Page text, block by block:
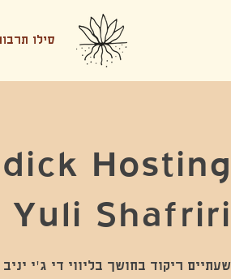
סילו
Hosting
Yuli Shafriri